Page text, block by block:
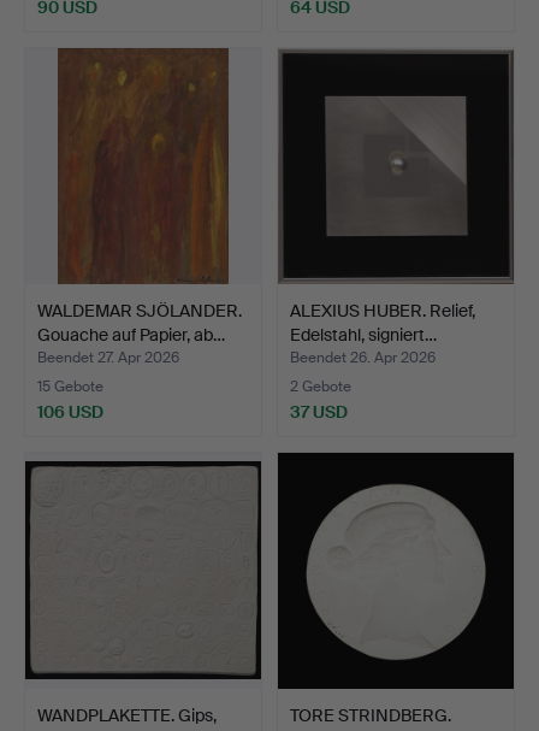
90 USD 64 USD
WALDEMAR SJÖLANDER.
Gouache auf Papier, ab…
Beendet 27. Apr 2026
15 Gebote
106 USD
ALEXIUS HUBER. Relief,
Edelstahl, signiert…
Beendet 26. Apr 2026
2 Gebote
37 USD
WANDPLAKETTE. Gips,
TORE STRINDBERG.